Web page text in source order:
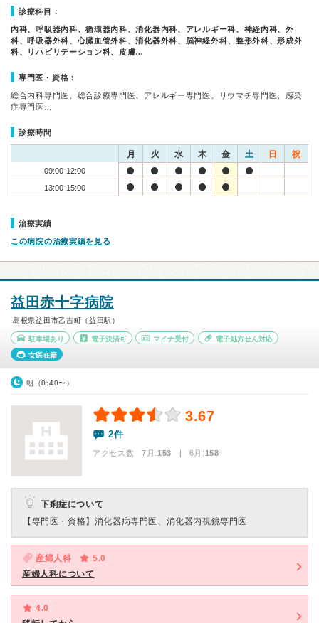
診療科目：
内科、呼吸器内科、循環器内科、消化器内科、アレルギー科、神経内科、外
科、呼吸器外科、心臓血管外科、消化器外科、脳神経外科、整形外科、形成外
科、リハビリテーション科、皮膚…
専門医・資格：
総合内科専門医、総合診療専門医、アレルギー専門医、リウマチ専門医、感染
症専門医…
診療時間
月 火 水 木 金 土 日 祝
09:00-12:00
13:00-15:00
治療実績
この病院の治療実績を見る
益田赤十字病院
島根県益田市乙吉町（益田駅）
駐車場あり 電子決済可 マイナ受付 電子処方せん対応
女医在籍
朝（8:40〜）
3.67
2件
アクセス数 7月:153 | 6月:158
下痢症について
【専門医・資格】 消化器病専門医、消化器内視鏡専門医
産婦人科
5.0
産婦人科について
4.0